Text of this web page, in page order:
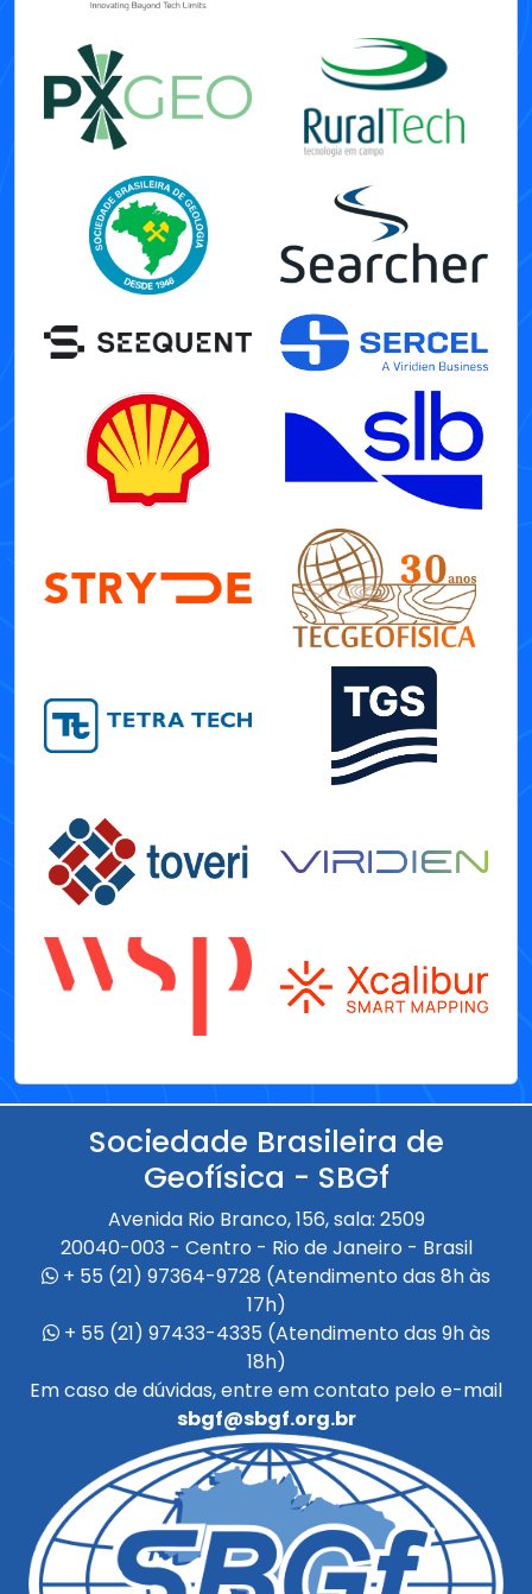
Sociedade Brasileira de
Geofísica - SBGf
Avenida Rio Branco, 156, sala: 2509
20040-003 - Centro - Rio de Janeiro - Brasil
+ 55 (21) 97364-9728 (Atendimento das 8h às
+ 55 (21) 97433-4335 (Atendimento das 9h às
18h)
Em caso de dúvidas, entre em contato pelo e-mail
sbgf@sbgf.org.br